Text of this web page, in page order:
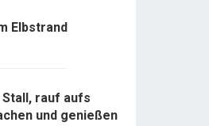
Elbstrand
Stall, rauf aufs
und genießen